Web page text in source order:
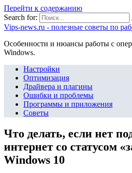
Перейти к содержанию
Search for:
Vips-news.ru - полезные советы по
Особенности и нюансы работы с
Windows.
Настройки
Оптимизация
Драйвера и плагины
Ошибки и проблемы
Программы и приложения
Советы
Что делать, если нет
интернет со статусом
Windows 10